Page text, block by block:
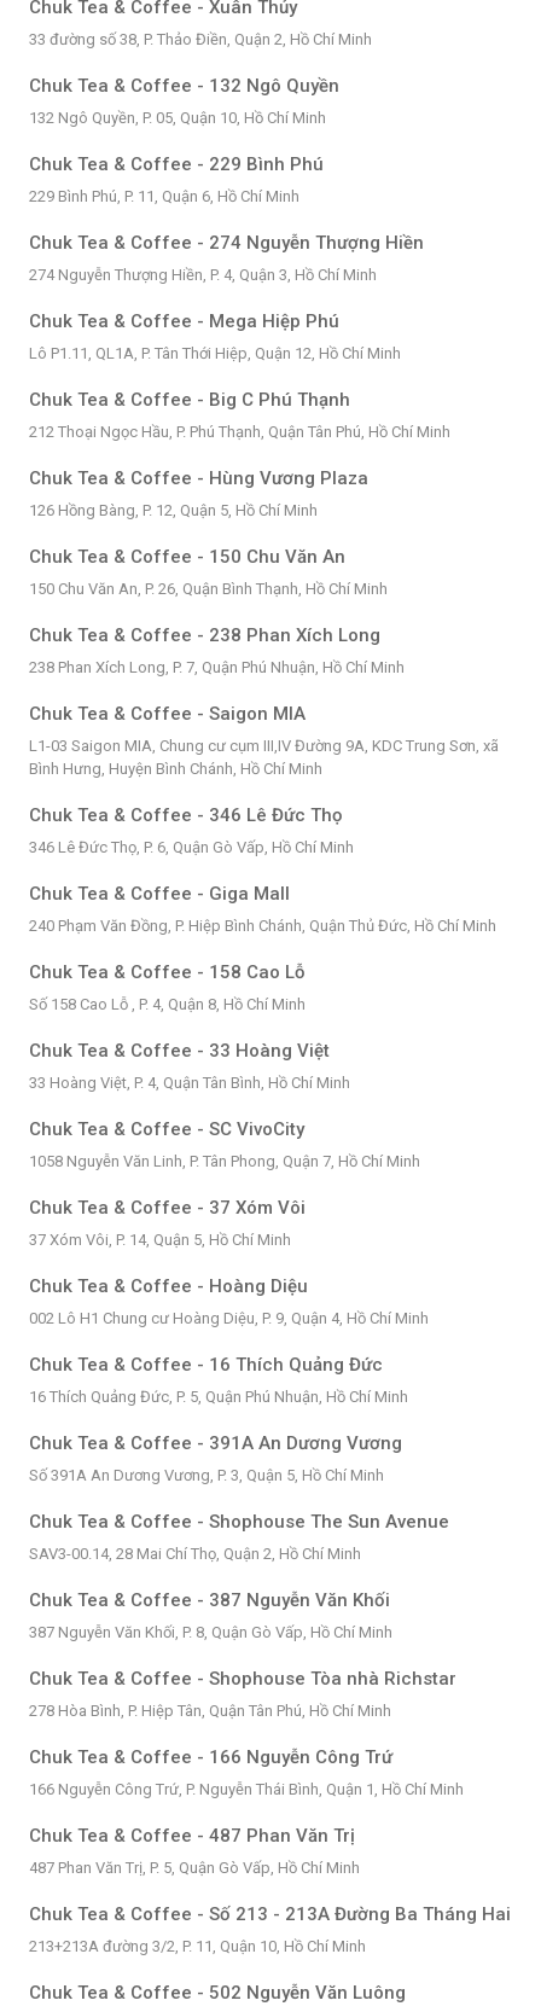
Chuk Tea & Coffee - Xuân Thủy
33 đường số 38, P. Thảo Điền, Quận 2, Hồ Chí Minh
Chuk Tea & Coffee - 132 Ngô Quyền
132 Ngô Quyền, P. 05, Quận 10, Hồ Chí Minh
Chuk Tea & Coffee - 229 Bình Phú
229 Bình Phú, P. 11, Quận 6, Hồ Chí Minh
Chuk Tea & Coffee - 274 Nguyễn Thượng Hiền
274 Nguyễn Thượng Hiền, P. 4, Quận 3, Hồ Chí Minh
Chuk Tea & Coffee - Mega Hiệp Phú
Lô P1.11, QL1A, P. Tân Thới Hiệp, Quận 12, Hồ Chí Minh
Chuk Tea & Coffee - Big C Phú Thạnh
212 Thoại Ngọc Hầu, P. Phú Thạnh, Quận Tân Phú, Hồ Chí Minh
Chuk Tea & Coffee - Hùng Vương Plaza
126 Hồng Bàng, P. 12, Quận 5, Hồ Chí Minh
Chuk Tea & Coffee - 150 Chu Văn An
150 Chu Văn An, P. 26, Quận Bình Thạnh, Hồ Chí Minh
Chuk Tea & Coffee - 238 Phan Xích Long
238 Phan Xích Long, P. 7, Quận Phú Nhuận, Hồ Chí Minh
Chuk Tea & Coffee - Saigon MIA
L1-03 Saigon MIA, Chung cư cụm III,IV Đường 9A, KDC Trung Sơn, xã
Bình Hưng, Huyện Bình Chánh, Hồ Chí Minh
Chuk Tea & Coffee - 346 Lê Đức Thọ
346 Lê Đức Thọ, P. 6, Quận Gò Vấp, Hồ Chí Minh
Chuk Tea & Coffee - Giga Mall
240 Phạm Văn Đồng, P. Hiệp Bình Chánh, Quận Thủ Đức, Hồ Chí Minh
Chuk Tea & Coffee - 158 Cao Lỗ
Số 158 Cao Lỗ , P. 4, Quận 8, Hồ Chí Minh
Chuk Tea & Coffee - 33 Hoàng Việt
33 Hoàng Việt, P. 4, Quận Tân Bình, Hồ Chí Minh
Chuk Tea & Coffee - SC VivoCity
1058 Nguyễn Văn Linh, P. Tân Phong, Quận 7, Hồ Chí Minh
Chuk Tea & Coffee - 37 Xóm Vôi
37 Xóm Vôi, P. 14, Quận 5, Hồ Chí Minh
Chuk Tea & Coffee - Hoàng Diệu
002 Lô H1 Chung cư Hoàng Diệu, P. 9, Quận 4, Hồ Chí Minh
Chuk Tea & Coffee - 16 Thích Quảng Đức
16 Thích Quảng Đức, P. 5, Quận Phú Nhuận, Hồ Chí Minh
Chuk Tea & Coffee - 391A An Dương Vương
Số 391A An Dương Vương, P. 3, Quận 5, Hồ Chí Minh
Chuk Tea & Coffee - Shophouse The Sun Avenue
SAV3-00.14, 28 Mai Chí Thọ, Quận 2, Hồ Chí Minh
Chuk Tea & Coffee - 387 Nguyễn Văn Khối
387 Nguyễn Văn Khối, P. 8, Quận Gò Vấp, Hồ Chí Minh
Chuk Tea & Coffee - Shophouse Tòa nhà Richstar
278 Hòa Bình, P. Hiệp Tân, Quận Tân Phú, Hồ Chí Minh
Chuk Tea & Coffee - 166 Nguyễn Công Trứ
166 Nguyễn Công Trứ, P. Nguyễn Thái Bình, Quận 1, Hồ Chí Minh
Chuk Tea & Coffee - 487 Phan Văn Trị
487 Phan Văn Trị, P. 5, Quận Gò Vấp, Hồ Chí Minh
Chuk Tea & Coffee - Số 213 - 213A Đường Ba Tháng Hai
213+213A đường 3/2, P. 11, Quận 10, Hồ Chí Minh
Chuk Tea & Coffee - 502 Nguyễn Văn Luông